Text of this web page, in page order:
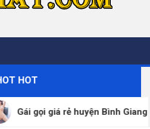
HOT
Bình Giang đã xác thực SDT –